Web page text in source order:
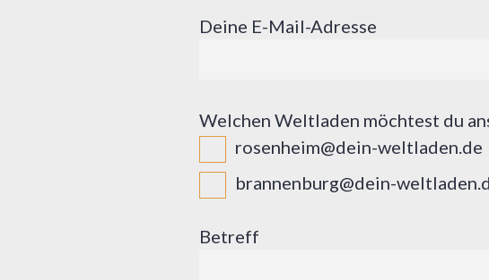
Deine E-Mail-Adresse
Welchen Weltladen möchtest du
rosenheim@dein-weltladen.de
brannenburg@dein-
Betreff